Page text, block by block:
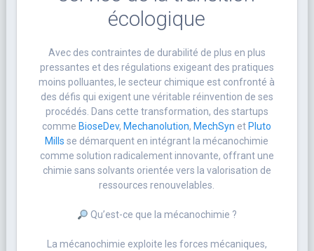
écologique
Avec des contraintes de durabilité de plus en plus
pressantes et des régulations exigeant des pratiques
moins polluantes, le secteur chimique est confronté à
des défis qui exigent une véritable réinvention de ses
procédés. Dans cette transformation, des startups
comme BioseDev, Mechanolution, MechSyn et Pluto
Mills se démarquent en intégrant la mécanochimie
comme solution radicalement innovante, offrant une
chimie sans solvants orientée vers la valorisation de
ressources renouvelables.
Qu’est-ce que la mécanochimie ?
La mécanochimie exploite les forces mécaniques,